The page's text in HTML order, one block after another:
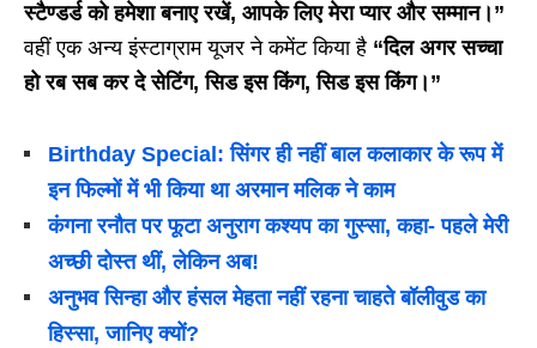
स्टैण्डर्ड को हमेशा बनाए रखें, आपके लिए मेरा प्यार और सम्मान।”
वहीं एक अन्य इंस्टाग्राम यूजर ने कमेंट किया है “दिल अगर सच्चा
हो रब सब कर दे सेटिंग, सिड इस किंग, सिड इस किंग।”
Birthday Special: सिंगर ही नहीं बाल कलाकार के रूप में
इन फिल्मों में भी किया था अरमान मलिक ने काम
कंगना रनौत पर फूटा अनुराग कश्यप का गुस्सा, कहा- पहले मेरी
अच्छी दोस्त थीं, लेकिन अब!
अनुभव सिन्हा और हंसल मेहता नहीं रहना चाहते बॉलीवुड का
हिस्सा, जानिए क्यों?